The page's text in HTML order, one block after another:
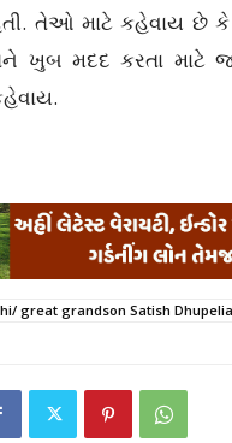
તેઓ માટે કહેવાય છે કે
ખુબ મદદ કરતા માટે
great grandson Satish